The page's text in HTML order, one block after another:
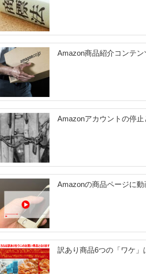
デ
ザ
指
向
Amazon商品紹介コンテ
Amazonアカウントの停止
Amazonの商品ページに
訳あり商品6つの「ワケ」